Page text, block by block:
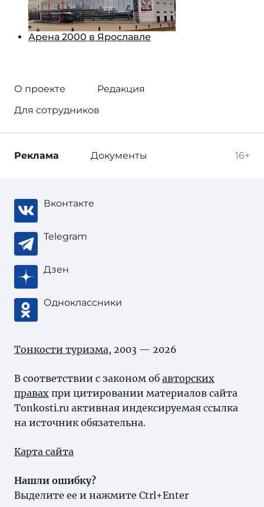
Арена 2000 в Ярославле
О проекте
Редакция
Для сотрудников
16+
Реклама Документы
Вконтакте
Telegram
Дзен
Одноклассники
Тонкости туризма, 2003 — 2026
В соответствии с законом об авторских
правах при цитировании материалов сайта
Tonkosti.ru активная индексируемая ссылка
на источник обязательна.
Карта сайта
Нашли ошибку?
Выделите ее и нажмите Ctrl+Enter